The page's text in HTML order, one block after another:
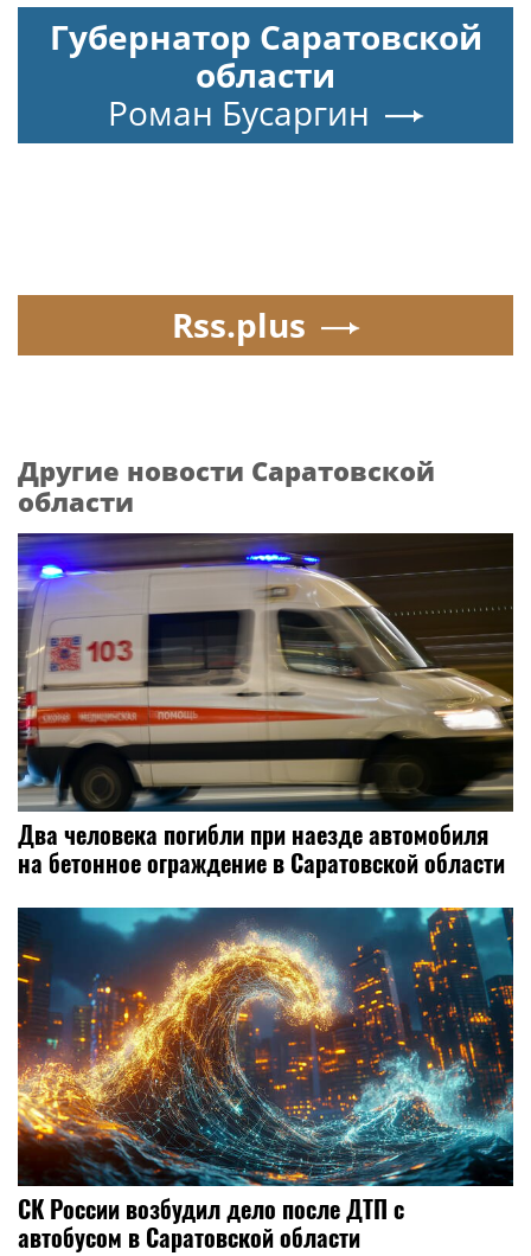
Губернатор Саратовской
области
Роман Бусаргин
Rss.plus
Другие новости Саратовской
области
Два человека погибли при наезде автомобиля
на бетонное ограждение в Саратовской области
СК России возбудил дело после ДТП с
автобусом в Саратовской области